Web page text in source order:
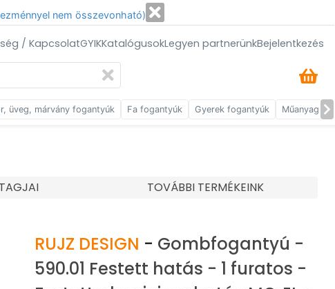
nem összevonható)
/ KapcsolatGYIKKatalógusokLegyen partnerünkBejelentkezés
üveg, márvány fogantyúk Fa fogantyúk Gyerek fogantyúk Műanyag
TOVÁBBI TERMÉKEINK
RUJZ DESIGN - Gombfogantyú -
590.01 Festett hatás - 1 furatos -